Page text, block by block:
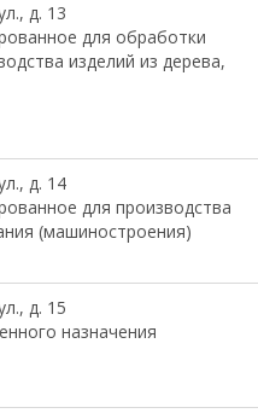
д. 13
для обработки
изделий из дерева,
д. 14
для производства
(машиностроения)
д. 15
назначения